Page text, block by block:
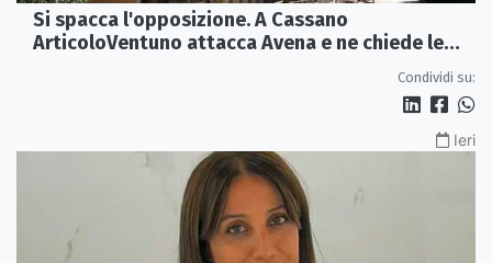
Si spacca l'opposizione. A Cassano
ArticoloVentuno attacca Avena e ne chiede le
Condividi su:
Ieri